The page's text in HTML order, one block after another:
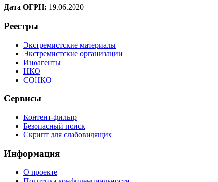
Дата ОГРН: 19.06.2020
Реестры
Экстремистские материалы
Экстремистские организации
Иноагенты
НКО
СОНКО
Сервисы
Контент-фильтр
Безопасный поиск
Скрипт для слабовидящих
Информация
О проекте